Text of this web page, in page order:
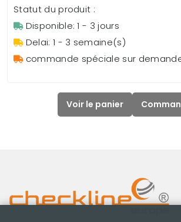
Statut du produit :
Disponible: 1 - 3 jours
Delai: 1 - 3 semaine(s)
commande spéciale sur
Voir le panier